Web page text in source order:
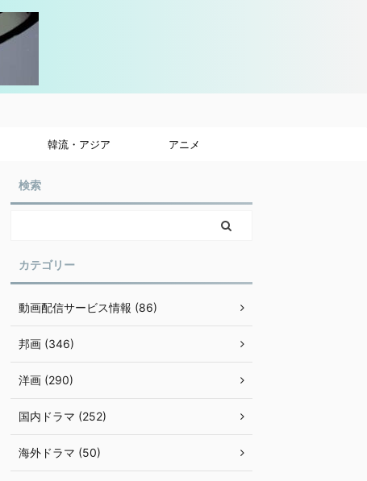
韓流・アジア アニメ
検索
カテゴリー
動画配信サービス情報 (86)
邦画 (346)
洋画 (290)
国内ドラマ (252)
海外ドラマ (50)